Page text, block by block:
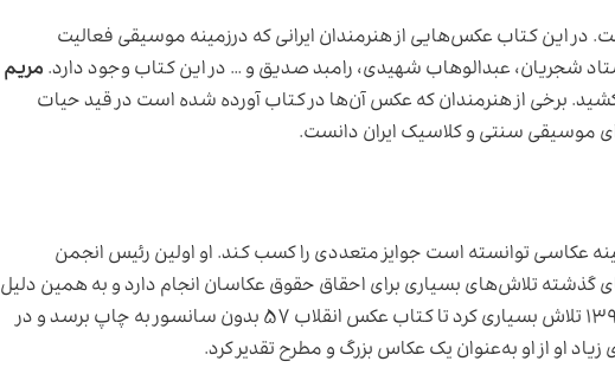
جلد ۵ از کتاب چهر‌ها است. در این کتاب عکس‌هایی از هنرمندان ایرانی که درزمینه موسیقی فعالیت
مریم
کتاب بیش از ۱۶ سال زحمت کشید. برخی از هنرمندان که عکس آن‌ها در کتاب آورده شده است در قید حیات
موسیقی سنتی و کلاسیک ایران دانست.
عکاسی توانسته است جوایز متعددی را کسب کند. او اولین رئیس انجمن
تلاش‌های بسیاری برای احقاق حقوق عکاسان انجام دارد و به همین دلیل
به‌عنوان عکاس تأثیرگذار شناخته می‌شود. او در سال ۱۳۹۳ تلاش بسیاری کرد تا کتاب عکس انقلاب ۵۷ بدون سانسور به چاپ برسد و در
او از او به‌عنوان یک عکاس بزرگ و مطرح تقدیر کرد.